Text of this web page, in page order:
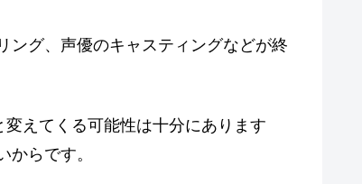
ング、声優のキャスティングなどが終
えてくる可能性は十分にあります
らです。